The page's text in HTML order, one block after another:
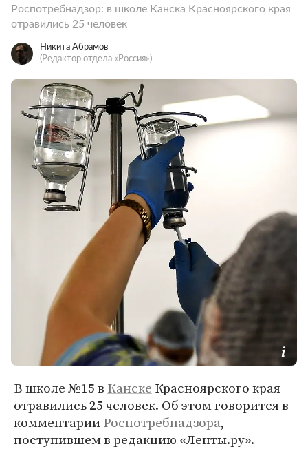
Роспотребнадзор: в школе Канска Красноярского края
отравились 25 человек
Никита Абрамов
(Редактор отдела «Россия»)
В школе №15 в Канске Красноярского края
отравились 25 человек. Об этом говорится в
комментарииРоспотребнадзора,
поступившем в редакцию «Ленты.ру».